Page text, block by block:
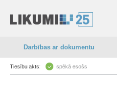
Darbības ar dokumentu
Tiesību akts: spēkā esošs